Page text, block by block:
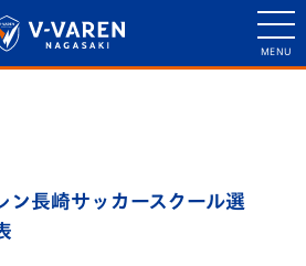
ン長崎サッカースクール選